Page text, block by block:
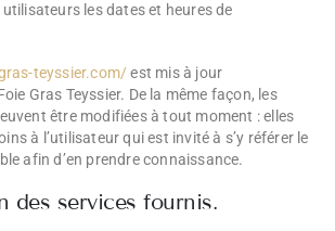
les dates et heures de
teyssier.com/ est mis à jour
Gras Teyssier. De la même façon, les
être modifiées à tout moment : elles
à l’utilisateur qui est invité à s’y référer le
afin d’en prendre connaissance.
des services fournis.